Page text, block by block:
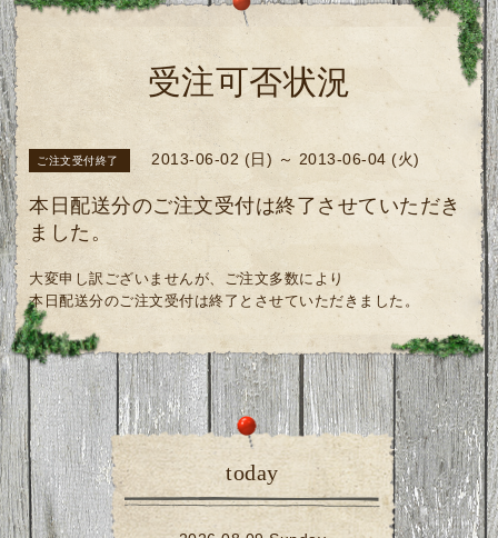
受注可否状況
ご注文受付終了 2013-06-02 (日) ～ 2013-06-04 (火)
本日配送分のご注文受付は終了させていただき
ました。
大変申し訳ございませんが、ご注文多数により
本日配送分のご注文受付は終了とさせていただきました。
today